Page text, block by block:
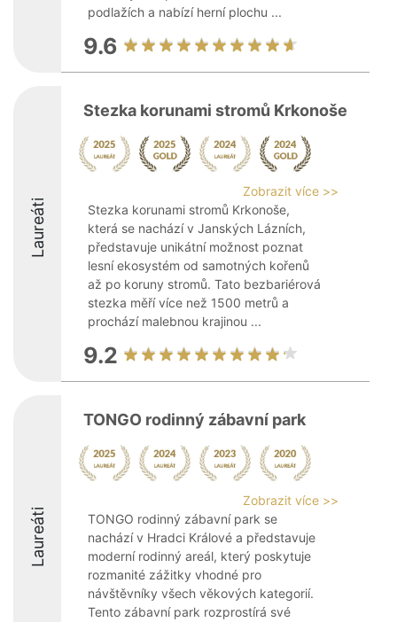
podlažích a nabízí herní plochu ...
9.6
Laureáti
Stezka korunami stromů Krkonoše
Zobrazit více >>
Stezka korunami stromů Krkonoše,
která se nachází v Janských Lázních,
představuje unikátní možnost poznat
lesní ekosystém od samotných kořenů
až po koruny stromů. Tato bezbariérová
stezka měří více než 1500 metrů a
prochází malebnou krajinou ...
9.2
Laureáti
TONGO rodinný zábavní park
Zobrazit více >>
TONGO rodinný zábavní park se
nachází v Hradci Králové a představuje
moderní rodinný areál, který poskytuje
rozmanité zážitky vhodné pro
návštěvníky všech věkových kategorií.
Tento zábavní park rozprostírá své